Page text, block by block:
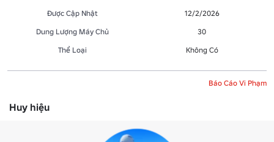
Được Cập Nhật
12/2/2026
Dung Lượng Máy Chủ
30
Thể Loại
Không Có
Báo Cáo Vi Phạm
Huy hiệu